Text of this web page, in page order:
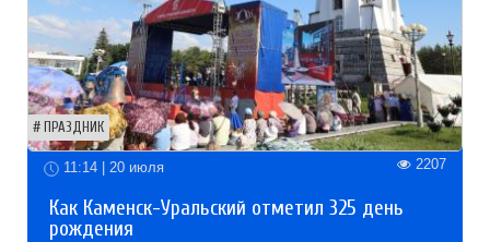
ПРАЗДНИК
11:14 | 20 июля 2207
Как Каменск-Уральский отметил 325 день
рождения